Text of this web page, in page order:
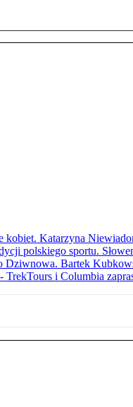
kobiet. Katarzyna
polskiego sportu.
Bartek
TrekTours i Columbia